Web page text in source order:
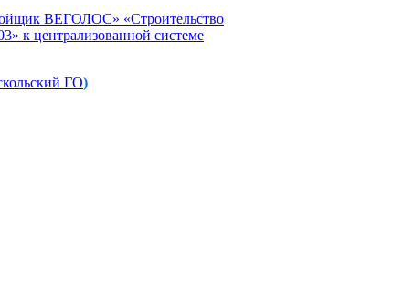
ВЕГОЛОС» «Строительство
к централизованной системе
ГО)